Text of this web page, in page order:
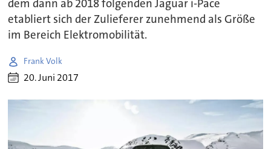
dem dann ab 2018 folgenden Jaguar i-Pace
etabliert sich der Zulieferer zunehmend als Größe
im Bereich Elektromobilität.
Frank Volk
20. Juni 2017